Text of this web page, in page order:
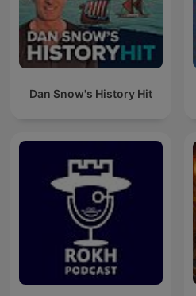
Dan Snow's History Hit